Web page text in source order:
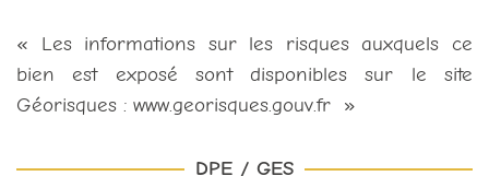
« Les informations sur les risques auxquels ce
bien est exposé sont disponibles sur le site
Géorisques : www.georisques.gouv.fr »
DPE / GES